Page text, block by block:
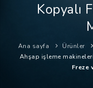
FIRMALAR
ÜRÜNLER
NASIL
YARDIM
Kopyalı
Ana sayfa Ürünler
Ahşap işleme
Freze